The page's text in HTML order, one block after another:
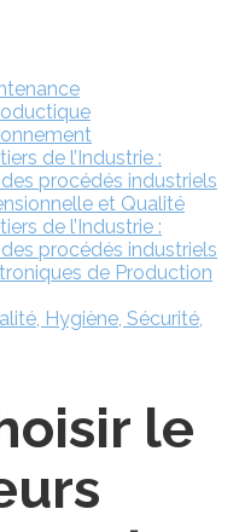
de l’Industrie :
procédés industriels
et Qualité
de l’Industrie :
procédés industriels
de Production
Hygiène, Sécurité,
le